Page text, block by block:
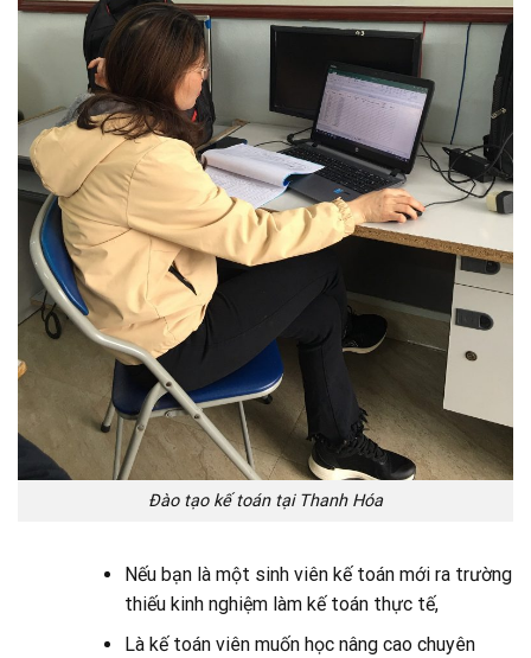
Đào tạo kế toán tại Thanh Hóa
Nếu bạn là một sinh viên kế toán mới ra trường
thiếu kinh nghiệm làm kế toán thực tế,
Là kế toán viên muốn học nâng cao chuyên